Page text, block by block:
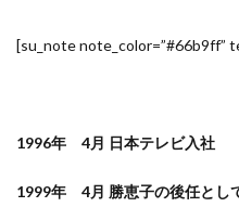
[su_note note_color=”#66b9ff”
1996年 4月 日本テレビ入社
1999年 4月 勝恵子の後任とし